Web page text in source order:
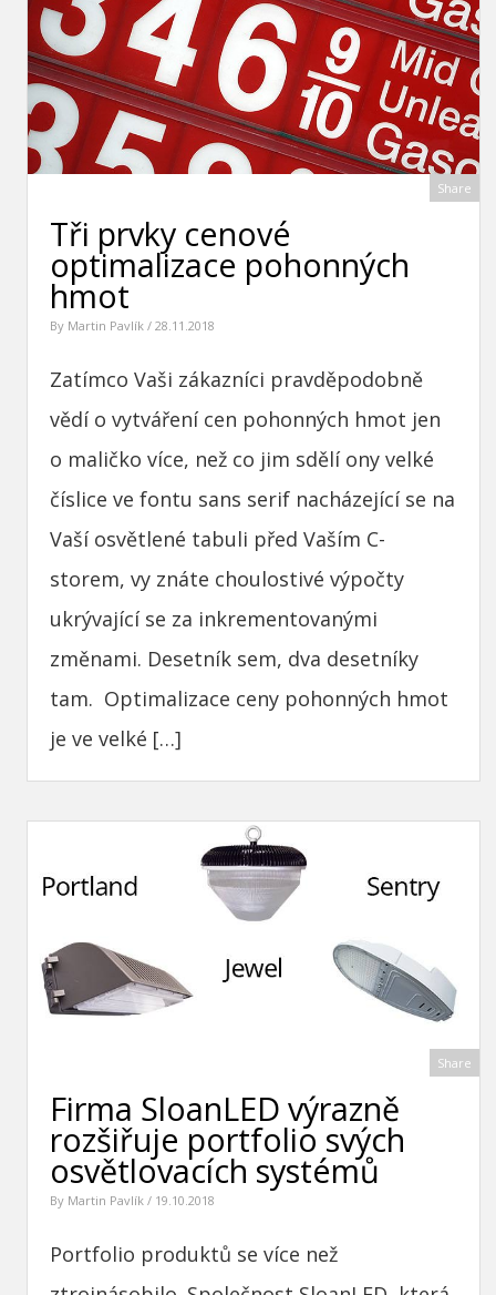
Share
Tři prvky cenové
optimalizace pohonných
hmot
By Martin Pavlík / 28.11.2018
Zatímco Vaši zákazníci pravděpodobně
vědí o vytváření cen pohonných hmot jen
o maličko více, než co jim sdělí ony velké
číslice ve fontu sans serif nacházející se na
Vaší osvětlené tabuli před Vaším C-
storem, vy znáte choulostivé výpočty
ukrývající se za inkrementovanými
změnami. Desetník sem, dva desetníky
tam. Optimalizace ceny pohonných hmot
je ve velké […]
Share
Firma SloanLED výrazně
rozšiřuje portfolio svých
osvětlovacích systémů
By Martin Pavlík / 19.10.2018
Portfolio produktů se více než